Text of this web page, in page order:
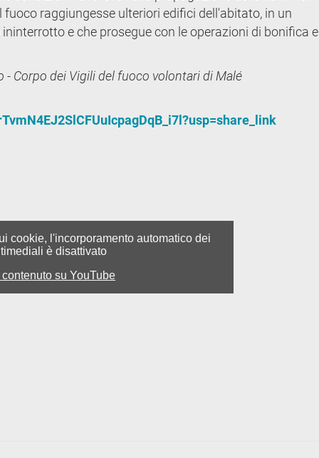
raggiungesse ulteriori edifici dell'abitato, in un
e che prosegue con le operazioni di bonifica e
Corpo dei Vigili del fuoco volontari di Malé